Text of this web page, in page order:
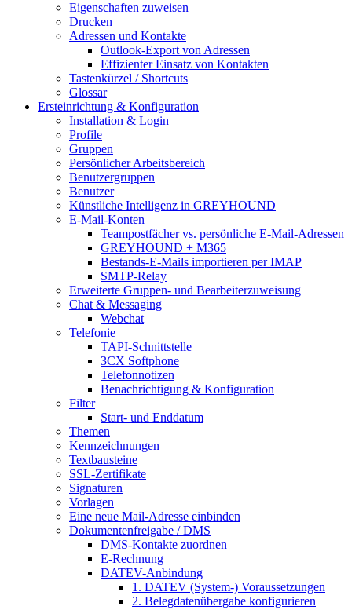
Eigenschaften zuweisen
Drucken
Adressen und Kontakte
Outlook-Export von Adressen
Effizienter Einsatz von Kontakten
Tastenkürzel / Shortcuts
Glossar
Ersteinrichtung & Konfiguration
Installation & Login
Profile
Gruppen
Persönlicher Arbeitsbereich
Benutzergruppen
Benutzer
Künstliche Intelligenz in GREYHOUND
E-Mail-Konten
Teampostfächer vs. persönliche E-Mail-Adressen
GREYHOUND + M365
Bestands-E-Mails importieren per IMAP
SMTP-Relay
Erweiterte Gruppen- und Bearbeiterzuweisung
Chat & Messaging
Webchat
Telefonie
TAPI-Schnittstelle
3CX Softphone
Telefonnotizen
Benachrichtigung & Konfiguration
Filter
Start- und Enddatum
Themen
Kennzeichnungen
Textbausteine
SSL-Zertifikate
Signaturen
Vorlagen
Eine neue Mail-Adresse einbinden
Dokumentenfreigabe / DMS
DMS-Kontakte zuordnen
E-Rechnung
DATEV-Anbindung
1. DATEV (System-) Voraussetzungen
2. Belegdatenübergabe konfigurieren